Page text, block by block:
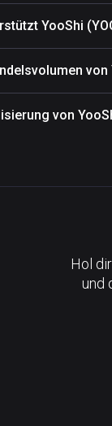
YooShi
von
von
Hol
und